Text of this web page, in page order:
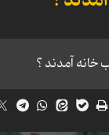
آمدند ؟